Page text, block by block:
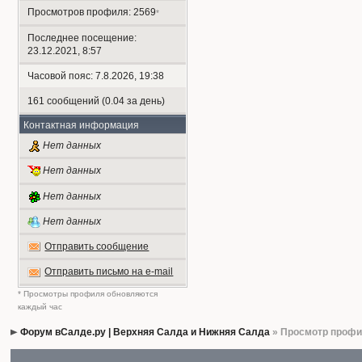
Просмотров профиля: 2569*
Последнее посещение:
23.12.2021, 8:57
Часовой пояс: 7.8.2026, 19:38
161 сообщений (0.04 за день)
Контактная информация
Нет данных
Нет данных
Нет данных
Нет данных
Отправить сообщение
Отправить письмо на e-mail
* Просмотры профиля обновляются
каждый час
Форум вСалде.ру | Верхняя Салда и Нижняя Салда » Просмотр